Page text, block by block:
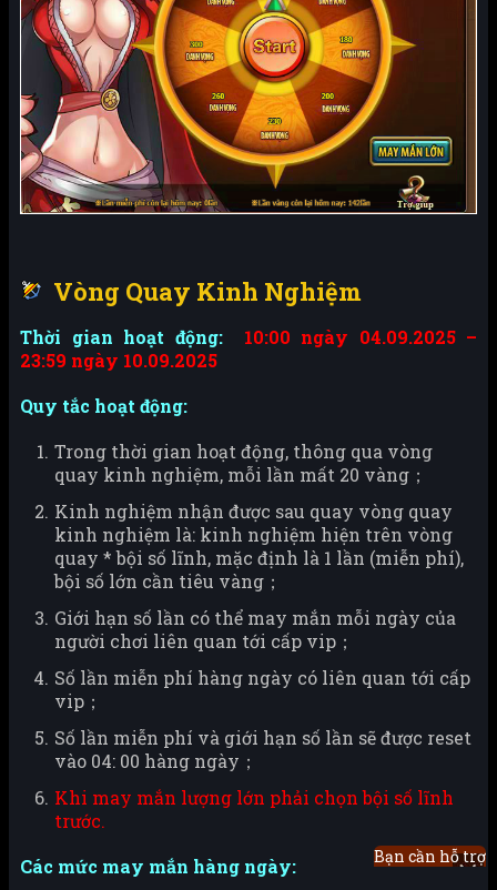
Vòng Quay Kinh Nghiệm
Thời gian hoạt động:
10:00 ngày 04.09.2025 –
23:59 ngày 10.09.2025
Quy tắc hoạt động:
Trong thời gian hoạt động, thông qua vòng
quay kinh nghiệm, mỗi lần mất 20 vàng；
Kinh nghiệm nhận được sau quay vòng quay
kinh nghiệm là: kinh nghiệm hiện trên vòng
quay * bội số lĩnh, mặc định là 1 lần (miễn phí),
bội số lớn cần tiêu vàng；
Giới hạn số lần có thể may mắn mỗi ngày của
người chơi liên quan tới cấp vip；
Số lần miễn phí hàng ngày có liên quan tới cấp
vip；
Số lần miễn phí và giới hạn số lần sẽ được reset
vào 04: 00 hàng ngày；
Khi may mắn lượng lớn phải chọn bội số lĩnh
trước.
Các mức may mắn hàng ngày:
Bạn cần hỗ trợ